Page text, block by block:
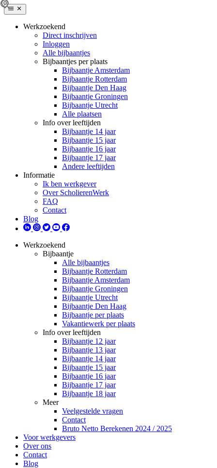
Werkzoekend
Direct inschrijven
Inloggen
Alle bijbaantjes
Bijbaantjes per plaats
Bijbaantje Amsterdam
Bijbaantje Rotterdam
Bijbaantje Den Haag
Bijbaantje Groningen
Bijbaantje Utrecht
Alle plaatsen
Info over leeftijden
Bijbaantje 14 jaar
Bijbaantje 15 jaar
Bijbaantje 16 jaar
Bijbaantje 17 jaar
Andere leeftijden
Informatie
Ik ben werkgever
Over ScholierenWerk
FAQ
Contact
Blog
Werkzoekend
Bijbaantje
Alle bijbaantjes
Bijbaantje Rotterdam
Bijbaantje Amsterdam
Bijbaantje Groningen
Bijbaantje Utrecht
Bijbaantje Den Haag
Bijbaantje per plaats
Vakantiewerk per plaats
Info over leeftijden
Bijbaantje 12 jaar
Bijbaantje 13 jaar
Bijbaantje 14 jaar
Bijbaantje 15 jaar
Bijbaantje 16 jaar
Bijbaantje 17 jaar
Bijbaantje 18 jaar
Meer
Veelgestelde vragen
Contact
Bruto Netto Berekenen 2024 / 2025
Voor werkgevers
Over ons
Contact
Blog